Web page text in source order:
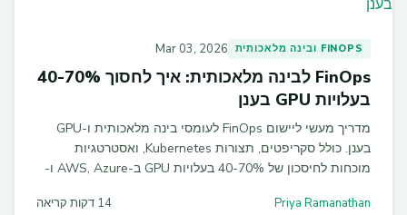
FINOPS ובינה מלאכותית Mar 03, 2026
FinOps לבינה מלאכותית: איך לחסוך 40-70%
בעלויות GPU בענן
מדריך מעשי ליישום FinOps לעומסי בינה מלאכותית ו-GPU
בענן. כולל סקריפטים, תצורות Kubernetes, ואסטרטגיות
מוכחות לחיסכון של 40-70% בעלויות GPU ב-AWS, Azure ו-
Priya Ramanathan 14 דקות קריאה